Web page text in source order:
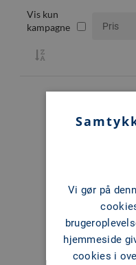
Vis kun
kampagne
Vi gør på
hjemmeside
cookies i